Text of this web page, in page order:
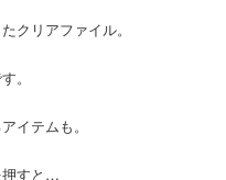
クリアファイル。
。
イテムも。
押すと…